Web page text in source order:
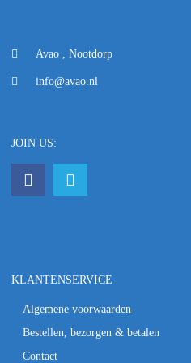
Avao , Nootdorp
info@avao.nl
JOIN US:
KLANTENSERVICE
Algemene voorwaarden
Bestellen, bezorgen & betalen
Contact